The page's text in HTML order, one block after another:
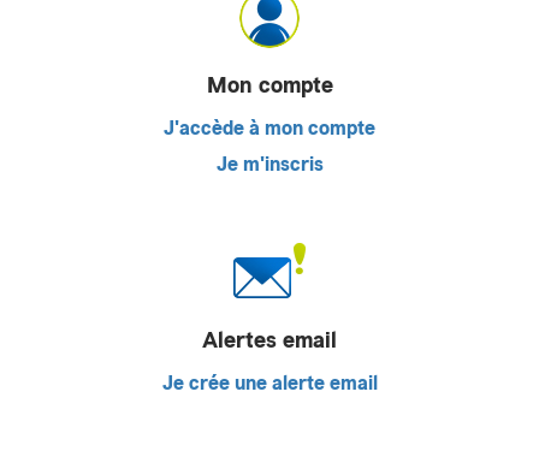
Mon compte
J'accède à mon compte
Je m'inscris
Alertes email
Je crée une alerte email